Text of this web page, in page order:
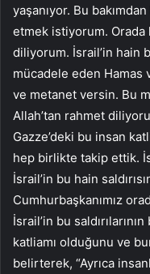
yaşanıyor. Bu
etmek istiyorum. Orada
diliyorum. İsrail’in hain
mücadele eden Hamas
ve metanet versin. Bu
Allah’tan rahmet
Gazze’deki bu insan
hep birlikte takip ettik.
İsrail’in bu hain
Cumhurbaşkanımız
İsrail’in bu
katliamı olduğunu ve
belirterek, “Ayrıca